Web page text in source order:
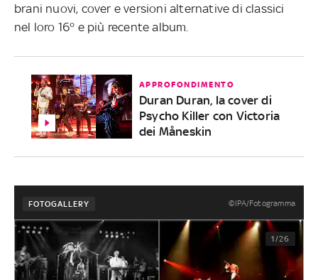
brani nuovi, cover e versioni alternative di classici
nel loro 16° e più recente album.
APPROFONDIMENTO
Duran Duran, la cover di
Psycho Killer con Victoria
dei Måneskin
FOTOGALLERY ©IPA/Fotogramma
1/26